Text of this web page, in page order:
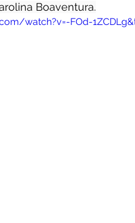
Boaventura.
watch?v=-FOd-